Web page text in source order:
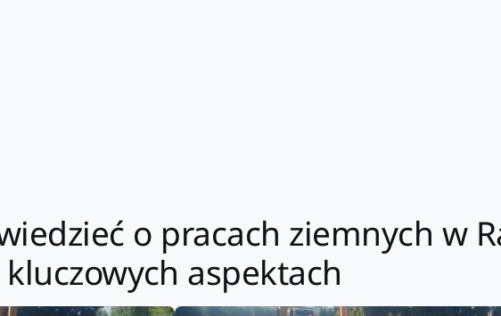
o pracach ziemnych w
kluczowych aspektach